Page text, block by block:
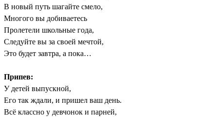
В новый путь шагайте смело,
Многого вы добиваетесь
Пролетели школьные года,
Следуйте вы за своей мечтой,
Это будет завтра, а пока…
Припев:
У детей выпускной,
Его так ждали, и пришел ваш день.
Всё классно у девчонок и парней,